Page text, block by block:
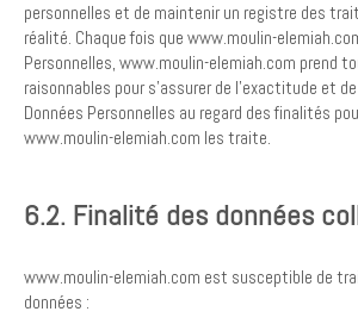
personnelles et de maintenir un registre des
réalité. Chaque fois que www.moulin-
Personnelles, www.moulin-elemiah.com prend
raisonnables pour s’assurer de l’exactitude et
Données Personnelles au regard des finalités
www.moulin-elemiah.com les traite.
6.2. Finalité des données
www.moulin-elemiah.com est susceptible de
données :